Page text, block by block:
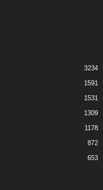
3234
1591
1531
1309
1178
872
653